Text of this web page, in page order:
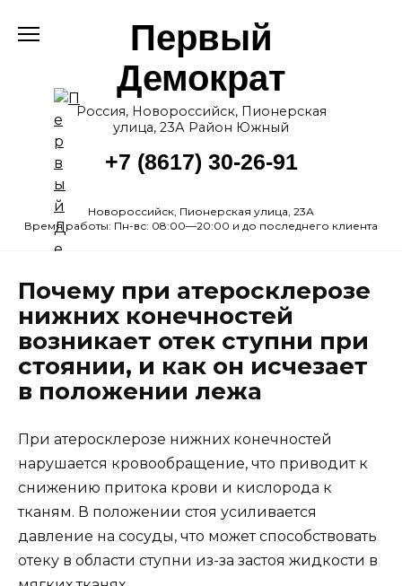
Первый
Демократ
Россия, Новороссийск, Пионерская
улица, 23А Район Южный
+7 (8617) 30-26-91
Новороссийск, Пионерская улица, 23А
Время работы: Пн-вс: 08:00—20:00 и до последнего клиента
Почему при атеросклерозе
нижних конечностей
возникает отек ступни при
стоянии, и как он исчезает
в положении лежа
При атеросклерозе нижних конечностей
нарушается кровообращение, что приводит к
снижению притока крови и кислорода к
тканям. В положении стоя усиливается
давление на сосуды, что может способствовать
отеку в области ступни из-за застоя жидкости в